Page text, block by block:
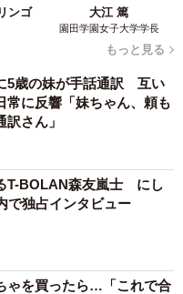
ンゴ 大江 篤
園田学園女子大学学長
もっと見る
5歳の妹が手話通訳 互い
常に反響「妹ちゃん、頼も
さん」
T-BOLAN森友嵐士 にし
で独占インタビュー
ゃを買ったら…「これで合